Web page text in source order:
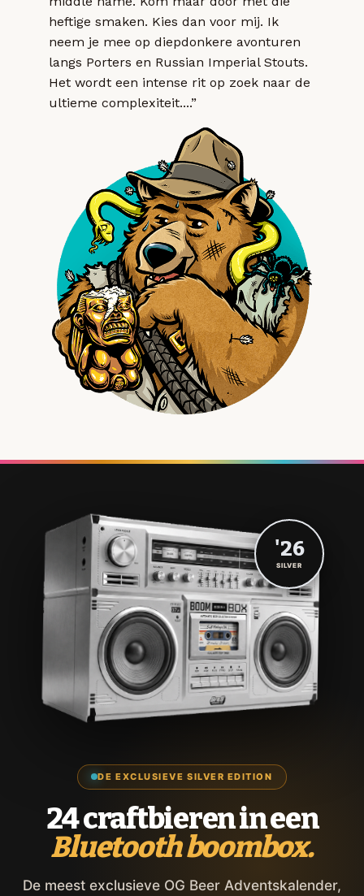
heftige smaken. Kies dan voor mij. Ik
neem je mee op diepdonkere avonturen
langs Porters en Russian Imperial Stouts.
Het wordt een intense rit op zoek naar de
ultieme complexiteit....”
DE EXCLUSIEVE SILVER EDITION
24 craftbieren in een
Bluetooth boombox.
De meest exclusieve OG Beer Adventskalender,
'26
SILVER